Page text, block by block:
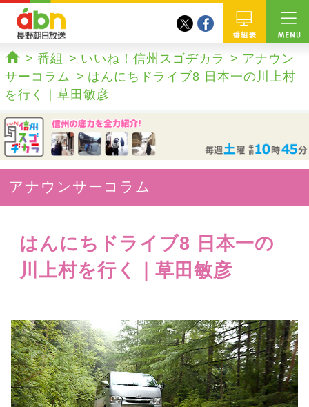
番組
twitterfacebook
ホーム
番組 いいね！信州スゴヂカラ
アナウン
サーコラム
はんにちドライブ8 日本一の川上村
を行く｜草田敏彦
アナウンサーコラム
はんにちドライブ8 日本一の
川上村を行く｜草田敏彦